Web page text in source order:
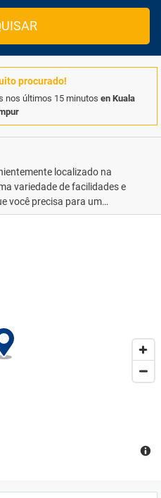
procurado!
nos últimos 15 minutos en Kuala
localizado na
variedade de facilidades e
você precisa para um
Wi-Fi gratuito em todos os
horas, sala de bagagens, Wi-
estão equipados com todas
Alam.